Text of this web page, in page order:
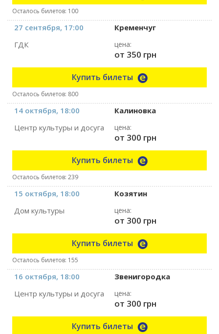
Осталось билетов: 100
27 сентября, 17:00
Кременчуг
ГДК
цена:
от 350 грн
Купить билеты
Осталось билетов: 800
14 октября, 18:00
Калиновка
Центр культуры и досуга
цена:
от 300 грн
Купить билеты
Осталось билетов: 239
15 октября, 18:00
Козятин
Дом культуры
цена:
от 300 грн
Купить билеты
Осталось билетов: 155
16 октября, 18:00
Звенигородка
Центр культуры и досуга
цена:
от 300 грн
Купить билеты